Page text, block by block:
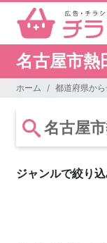
名古屋市熱
ホーム 都道府県か
名古屋
ジャンルで絞り